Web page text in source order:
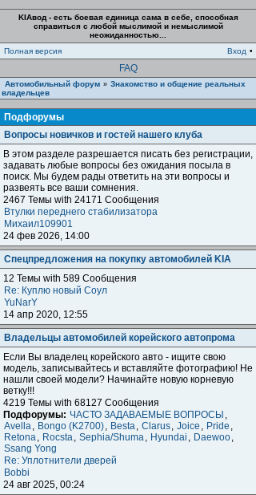
KIAвод - есть боевая единица сама в себе, способная
справиться с любой мыслимой и немыслимой
неожиданностью...
Полная версия
Вход •
FAQ
Автомобильный форум » Знакомство и общение реальных
владельцев
Подфорумы
Вопросы новичков и гостей нашего клуба
В этом разделе разрешается писать без регистрации,
задавать любые вопросы без ожидания посыла в
поиск. Мы будем рады ответить на эти вопросы и
развеять все ваши сомнения.
2467 Темы with 24171 Сообщения
Втулки переднего стабилизатора
Михаил109901
24 фев 2026, 14:00
Спецпредложения на покупку автомобилей KIA
12 Темы with 589 Сообщения
Re: Куплю новый Соул
YuNarY
14 апр 2020, 12:55
Владельцы автомобилей корейского автопрома
Если Вы владелец корейского авто - ищите свою
модель, записывайтесь и вставляйте фотографию! Не
нашли своей модели? Начинайте новую корневую
ветку!!!
4219 Темы with 68127 Сообщения
Подфорумы: ЧАСТО ЗАДАВАЕМЫЕ ВОПРОСЫ ,
Avella, Bongo (K2700), Besta, Clarus, Joice , Pride ,
Retona, Rocsta, Sephia/Shuma, Hyundai , Daewoo,
Ssang Yong
Re: Уплотнители дверей
Bobbi
24 авг 2025, 00:24